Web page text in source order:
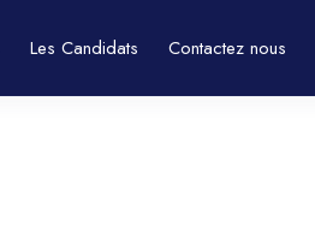
Les Candidats Contactez nous